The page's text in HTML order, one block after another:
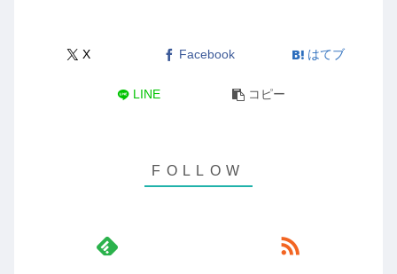
X Facebook はてブ
LINE コピー